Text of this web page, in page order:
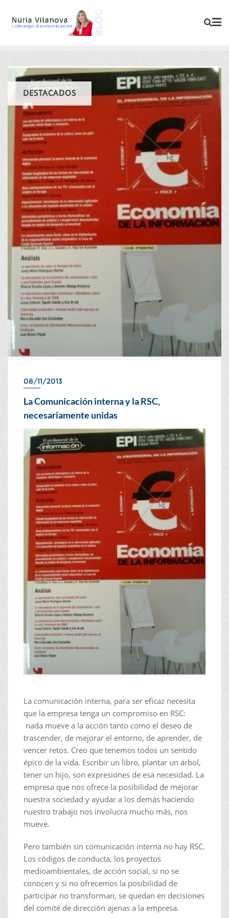
DESTACADOS
08/11/2013
La Comunicación interna y la RSC,
necesariamente unidas
La comunicación interna, para ser eficaz necesita
que la empresa tenga un compromiso en RSC:
nada mueve a la acción tanto como el deseo de
trascender, de mejorar el entorno, de aprender, de
vencer retos. Creo que tenemos todos un sentido
épico de la vida. Escribir un libro, plantar un árbol,
tener un hijo, son expresiones de esa necesidad. La
empresa que nos ofrece la posibilidad de mejorar
nuestra sociedad y ayudar a los demás haciendo
nuestro trabajo nos involucra mucho más, nos
mueve.
Pero también sin comunicación interna no hay RSC.
Los códigos de conducta, los proyectos
medioambientales, de acción social, si no se
conocen y si no ofrecemos la posibilidad de
participar no transforman, se quedan en decisiones
del comité de dirección ajenas a la empresa.